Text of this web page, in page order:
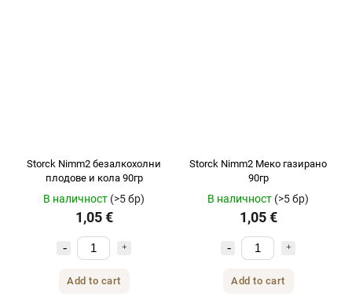
Storck Nimm2 безалкохолни
плодове и кола 90гр
В наличност (>5 бр)
1,05 €
Add to cart
Storck Nimm2 Меко газирано
90гр
В наличност (>5 бр)
1,05 €
Add to cart